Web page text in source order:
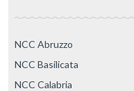
NCC Abruzzo
NCC Basilicata
NCC Calabria